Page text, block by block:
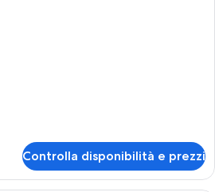
Controlla disponibilità e prezzi